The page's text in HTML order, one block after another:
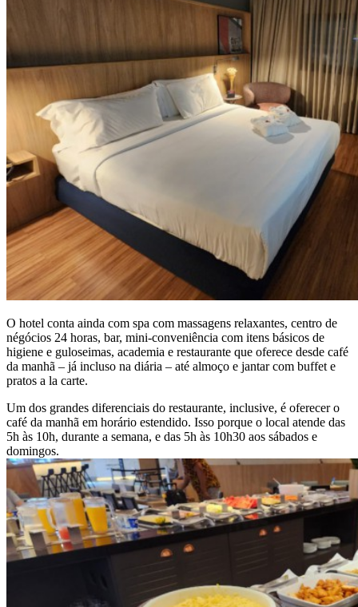
O hotel conta ainda com spa com massagens relaxantes, centro de
négócios 24 horas, bar, mini-conveniência com itens básicos de
higiene e guloseimas, academia e restaurante que oferece desde café
da manhã – já incluso na diária – até almoço e jantar com buffet e
pratos a la carte.
Um dos grandes diferenciais do restaurante, inclusive, é oferecer o
café da manhã em horário estendido. Isso porque o local atende das
5h às 10h, durante a semana, e das 5h às 10h30 aos sábados e
domingos.